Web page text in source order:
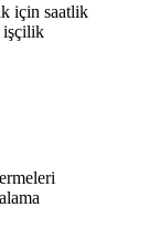
için saatlik
işçilik